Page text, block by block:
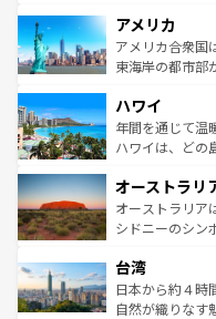
ンツ一覧を参照
の建物がそのま
博物館もあり、
ことができる。
ば市内交通費無料
着のスイス情報
アメリカ
アメリカ合衆国
東海岸の都市部
のような巨大都
ンメントが詰ま
西部には大自然
部のニューオー
文化が魅力。旅
しみながら、そ
ならではの贅沢な旅のスタ
情報はコンテン
ハワイ
年間を通じて温
ハワイは、どの
ワイ島は見逃せ
島だが、静かな
おすすめ。エメ
れるおもてなし
人々、おいしい
ク、伝統的なフ
オーストラリ
オーストラリア
シドニーのシン
リアリーフや大
ク）、タスマニ
ど、見どころが
台湾
日本から約４時
自然が織りなす